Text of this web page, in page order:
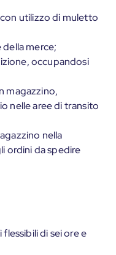
utilizzo di muletto
merce;
occupandosi
magazzino,
nelle aree di transito
nella
ordini da spedire
di sei ore e